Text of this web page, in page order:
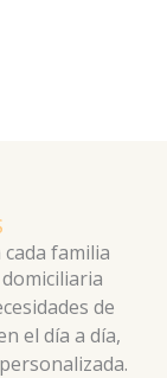
familia
de
el día a día,